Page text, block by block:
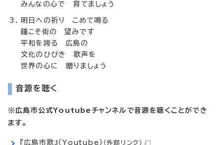
みんなの心で 育てましょう
明日への祈り こめて鳴る
鐘こそ街の 望みです
平和を誇る 広島の
文化のひびき 歌声を
世界の心に 贈りましょう
音源を聴く
※広島市公式Youtubeチャンネルで音源を聴くことができ
ます。
『広島市歌』（Youtube） （外部リンク）